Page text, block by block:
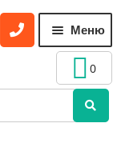
Меню
меню
0